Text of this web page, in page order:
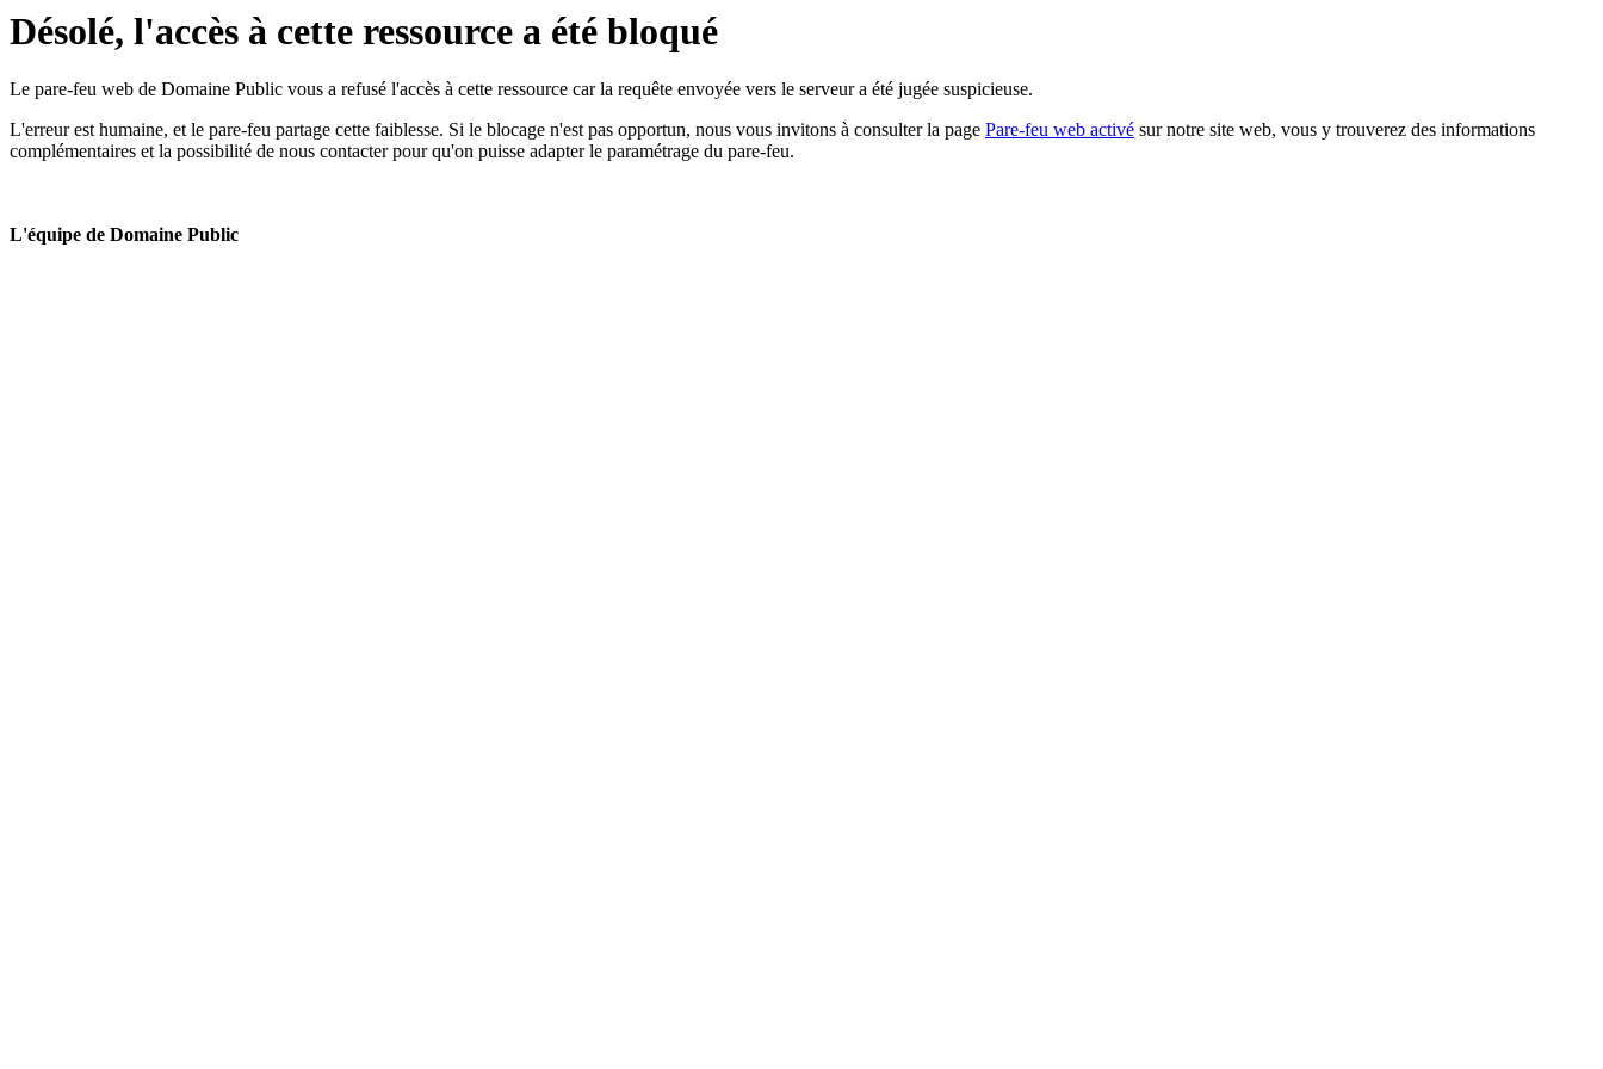
Désolé, l'accès à cette ressource a été bloqué
Le pare-feu web de Domaine Public vous a refusé l'accès à cette ressource car la requête envoyée vers le serveur a été jugée suspicieuse.
L'erreur est humaine, et le pare-feu partage cette faiblesse. Si le blocage n'est pas opportun, nous vous invitons à consulter la page Pare-feu web activé sur notre site web, vous y trouverez des informations
complémentaires et la possibilité de nous contacter pour qu'on puisse adapter le paramétrage du pare-feu.
L'équipe de Domaine Public